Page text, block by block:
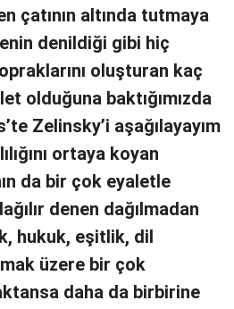
çatının altında tutmaya
denildiği gibi hiç
oluşturan kaç
olduğuna baktığımızda
Zelinsky’i aşağılayayım
ortaya koyan
da bir çok eyaletle
denen dağılmadan
hukuk, eşitlik, dil
üzere bir çok
daha da birbirine